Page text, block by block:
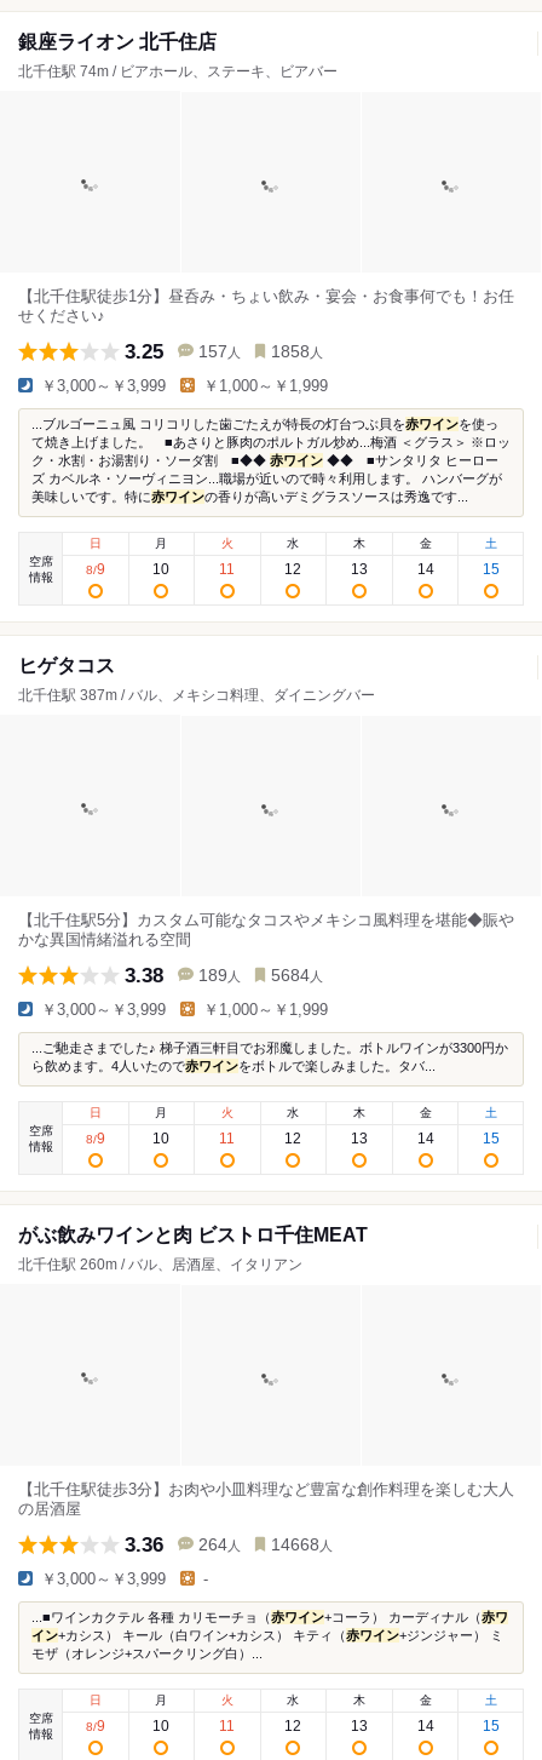
銀座ライオン 北千住店
北千住駅 74m / ビアホール、ステーキ、ビアバー
【北千住駅徒歩1分】昼呑み・ちょい飲み・宴会・お食事何でも！お任
せください♪
3.25 157 人 1858 人
￥3,000～￥3,999 ￥1,000～￥1,999
...ブルゴーニュ風 コリコリした歯ごたえが特長の灯台つぶ貝を赤ワインを使っ
て焼き上げました。 ■あさりと豚肉のポルトガル炒め...梅酒 ＜グラス＞ ※ロッ
ク・水割・お湯割り・ソーダ割 ■◆◆ 赤ワイン ◆◆ ■サンタリタ ヒーロー
ズ カベルネ・ソーヴィニヨン...職場が近いので時々利用します。 ハンバーグが
美味しいです。特に赤ワインの香りが高いデミグラスソースは秀逸です...
空席
情報
日
8/9
月
10
火
11
水
12
木
13
金
14
土
15
ヒゲタコス
北千住駅 387m / バル、メキシコ料理、ダイニングバー
【北千住駅5分】カスタム可能なタコスやメキシコ風料理を堪能◆賑や
かな異国情緒溢れる空間
3.38 189 人 5684 人
￥3,000～￥3,999 ￥1,000～￥1,999
...ご馳走さまでした♪ 梯子酒三軒目でお邪魔しました。ボトルワインが3300円か
ら飲めます。4人いたので赤ワインをボトルで楽しみました。タバ...
空席
情報
日
8/9
月
10
火
11
水
12
木
13
金
14
土
15
がぶ飲みワインと肉 ビストロ千住MEAT
北千住駅 260m / バル、居酒屋、イタリアン
【北千住駅徒歩3分】お肉や小皿料理など豊富な創作料理を楽しむ大人
の居酒屋
3.36 264 人 14668 人
￥3,000～￥3,999 -
...■ワインカクテル 各種 カリモーチョ（赤ワイン+コーラ） カーディナル（赤ワ
イン+カシス） キール（白ワイン+カシス） キティ（赤ワイン+ジンジャー） ミ
モザ（オレンジ+スパークリング白）...
空席
情報
日
8/9
月
10
火
11
水
12
木
13
金
14
土
15